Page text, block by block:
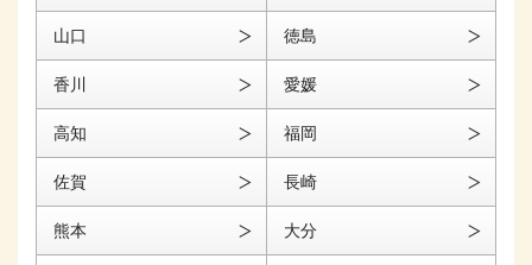
山口 徳島
香川 愛媛
高知 福岡
佐賀 長崎
熊本 大分